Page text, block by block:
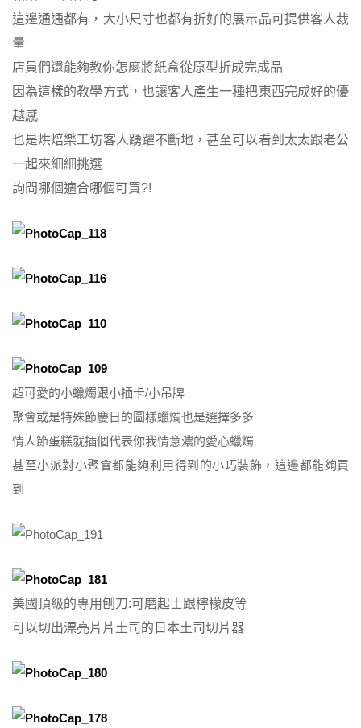
這邊通通都有，大小尺寸也都有折好的展示品可提供客人裁
量
店員們還能夠教你怎麼將紙盒從原型折成完成品
因為這樣的教學方式，也讓客人產生一種把東西完成好的優
越感
也是烘焙樂工坊客人踴躍不斷地，甚至可以看到太太跟老公
一起來細細挑選
詢問哪個適合哪個可買?!
超可愛的小蠟燭跟小插卡/小吊牌
聚會或是特殊節慶日的圖樣蠟燭也是選擇多多
情人節蛋糕就插個代表你我情意濃的愛心蠟燭
甚至小派對小聚會都能夠利用得到的小巧裝飾，這邊都能夠買
到
美國頂級的專用刨刀:可磨起士跟檸檬皮等
可以切出漂亮片片土司的日本土司切片器